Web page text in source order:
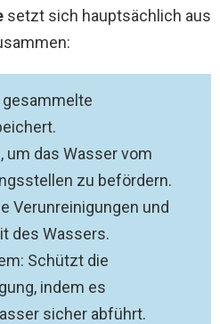
setzt sich hauptsächlich aus
gesammelte
um das Wasser vom
zu befördern.
Verunreinigungen und
des Wassers.
Schützt die
indem es
sicher abführt.